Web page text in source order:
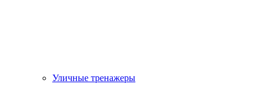
Уличные тренажеры